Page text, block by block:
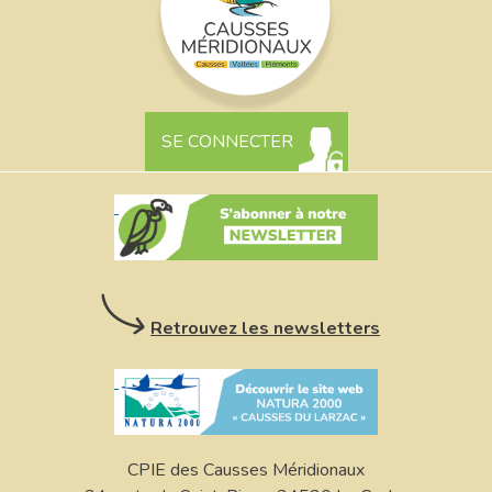
SE CONNECTER
Retrouvez les newsletters
CPIE des Causses Méridionaux